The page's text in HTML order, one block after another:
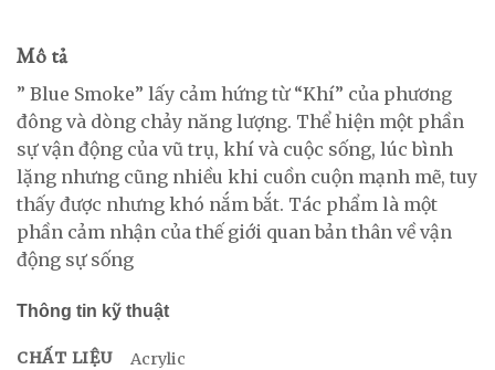
Mô tả
” Blue Smoke” lấy cảm hứng từ “Khí” của phương
đông và dòng chảy năng lượng. Thể hiện một phần
sự vận động của vũ trụ, khí và cuộc sống, lúc bình
lặng nhưng cũng nhiều khi cuồn cuộn mạnh mẽ, tuy
thấy được nhưng khó nắm bắt. Tác phẩm là một
phần cảm nhận của thế giới quan bản thân về vận
động sự sống
Thông tin kỹ thuật
CHẤT LIỆU Acrylic